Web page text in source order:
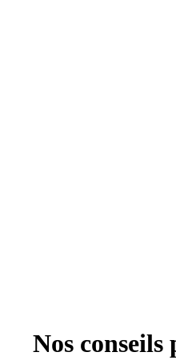
Nos